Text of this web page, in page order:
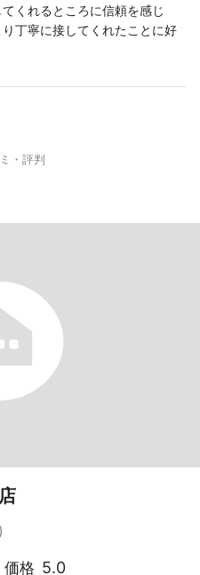
くれるところに信頼を感じ
丁寧に接してくれたことに好
・評判
価格 5.0